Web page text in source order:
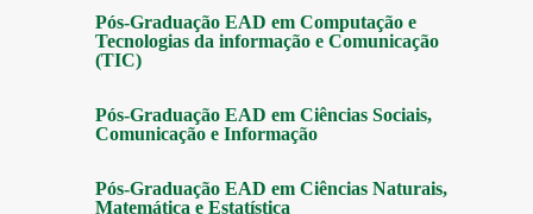
Pós-Graduação EAD em Computação e
Tecnologias da informação e Comunicação
(TIC)
Pós-Graduação EAD em Ciências Sociais,
Comunicação e Informação
Pós-Graduação EAD em Ciências Naturais,
Matemática e Estatística